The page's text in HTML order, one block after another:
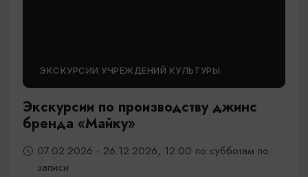
ЭКСКУРСИИ УЧРЕЖДЕНИЙ КУЛЬТУРЫ
Экскурсии по производству джинс
бренда «Майку»
07.02.2026 - 26.12.2026, 12:00 по субботам по
записи